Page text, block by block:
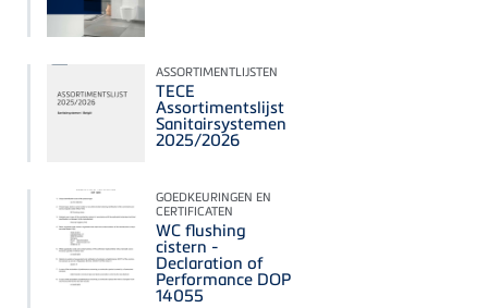
ASSORTIMENTLIJSTEN
TECE
Assortimentslijst
Sanitairsystemen
2025/2026
GOEDKEURINGEN EN
CERTIFICATEN
WC flushing
cistern -
Declaration of
Performance DOP
14055